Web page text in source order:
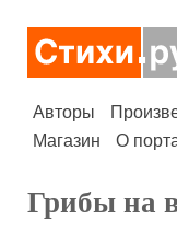
Авторы
Магазин
О
Грибы на